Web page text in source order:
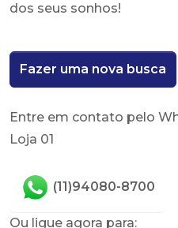
dos seus sonhos!
Fazer uma nova busca
Entre em contato pelo
Loja 01
(11)94080-8700
Ou ligue agora para: